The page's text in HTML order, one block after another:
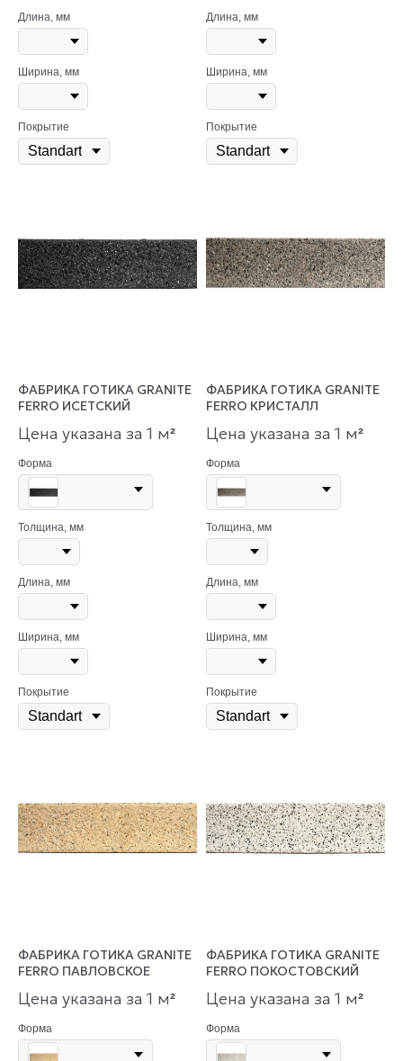
Длина, мм
Ширина, мм
Покрытие
Длина, мм
Ширина, мм
Покрытие
ФАБРИКА ГОТИКА GRANITE
FERRO ИСЕТСКИЙ
Цена указана за 1 м²
Форма
Толщина, мм
Длина, мм
Ширина, мм
Покрытие
ФАБРИКА ГОТИКА GRANITE
FERRO КРИСТАЛЛ
Цена указана за 1 м²
Форма
Толщина, мм
Длина, мм
Ширина, мм
Покрытие
ФАБРИКА ГОТИКА GRANITE
FERRO ПАВЛОВСКОЕ
Цена указана за 1 м²
Форма
ФАБРИКА ГОТИКА GRANITE
FERRO ПОКОСТОВСКИЙ
Цена указана за 1 м²
Форма